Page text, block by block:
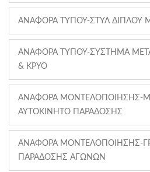
ΑΝΑΦΟΡΆ ΤΎΠΟΥ-ΣΤΥΛ ΔΙΠΛΟΎ
ΑΝΑΦΟΡΆ ΤΎΠΟΥ-ΣΎΣΤΗΜΑ
& ΚΡΎΟ
ΑΝΑΦΟΡΆ ΜΟΝΤΕΛΟΠΟΊΗΣΗΣ-
ΑΥΤΟΚΊΝΗΤΟ ΠΑΡΆΔΟΣΗΣ
ΑΝΑΦΟΡΆ ΜΟΝΤΕΛΟΠΟΊΗΣΗΣ-
ΠΑΡΆΔΟΣΗΣ ΑΓΏΝΩΝ